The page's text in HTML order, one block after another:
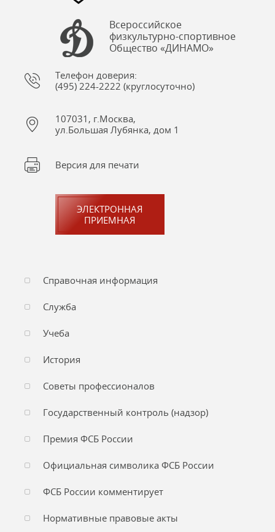
Всероссийское
физкультурно-спортивное
Общество «ДИНАМО»
Телефон доверия:
(495) 224-2222 (круглосуточно)
107031, г.Москва,
ул.Большая Лубянка, дом 1
Версия для печати
ЭЛЕКТРОННАЯ
ПРИЕМНАЯ
Справочная информация
Служба
Учеба
История
Советы профессионалов
Государственный контроль (надзор)
Премия ФСБ России
Официальная символика ФСБ России
ФСБ России комментирует
Нормативные правовые акты